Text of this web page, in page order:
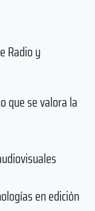
Radio y
que se valora la
en edición